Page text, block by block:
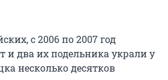
с 2006 по 2007 год
и два их подельника украли у
несколько десятков